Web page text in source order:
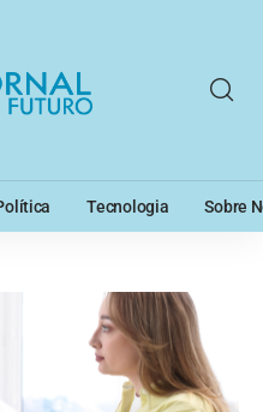
Tecnologia Sobre